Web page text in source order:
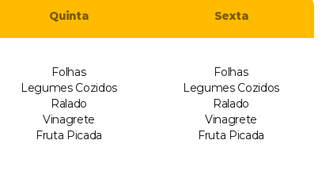
Quinta Sexta
Folhas
Legumes Cozidos
Ralado
Vinagrete
Fruta Picada
Folhas
Legumes Cozidos
Ralado
Vinagrete
Fruta Picada